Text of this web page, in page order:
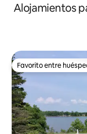
Alojamientos
Favorito entre
Favorito entre